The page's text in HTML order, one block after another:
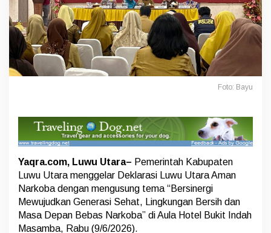
e
k
l
a
r
a
s
n
“
L
w
u
U
a
r
a
Foto: Bayu
Yaqra.com, Luwu Utara– Pemerintah Kabupaten
Luwu Utara menggelar Deklarasi Luwu Utara Aman
Narkoba dengan mengusung tema “Bersinergi
Mewujudkan Generasi Sehat, Lingkungan Bersih dan
Masa Depan Bebas Narkoba” di Aula Hotel Bukit Indah
Masamba, Rabu (9/6/2026).